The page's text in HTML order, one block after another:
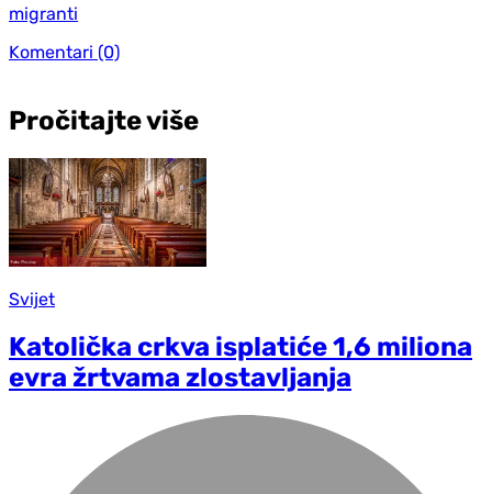
migranti
Komentari (0)
Pročitajte više
Svijet
Katolička crkva isplatiće 1,6 miliona
evra žrtvama zlostavljanja